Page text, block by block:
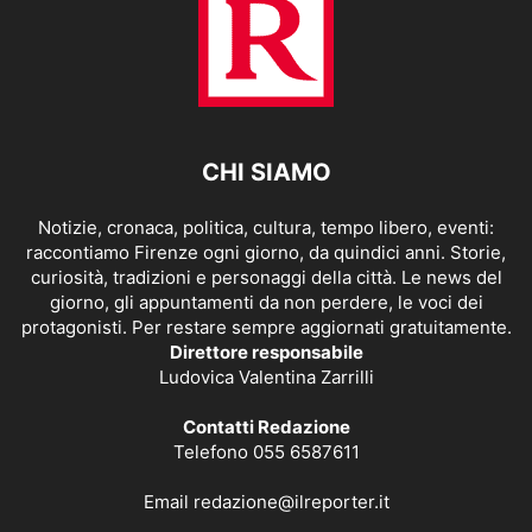
CHI SIAMO
Notizie, cronaca, politica, cultura, tempo libero, eventi:
raccontiamo Firenze ogni giorno, da quindici anni. Storie,
curiosità, tradizioni e personaggi della città. Le news del
giorno, gli appuntamenti da non perdere, le voci dei
protagonisti. Per restare sempre aggiornati gratuitamente.
Direttore responsabile
Ludovica Valentina Zarrilli
Contatti Redazione
Telefono 055 6587611
Email redazione@ilreporter.it